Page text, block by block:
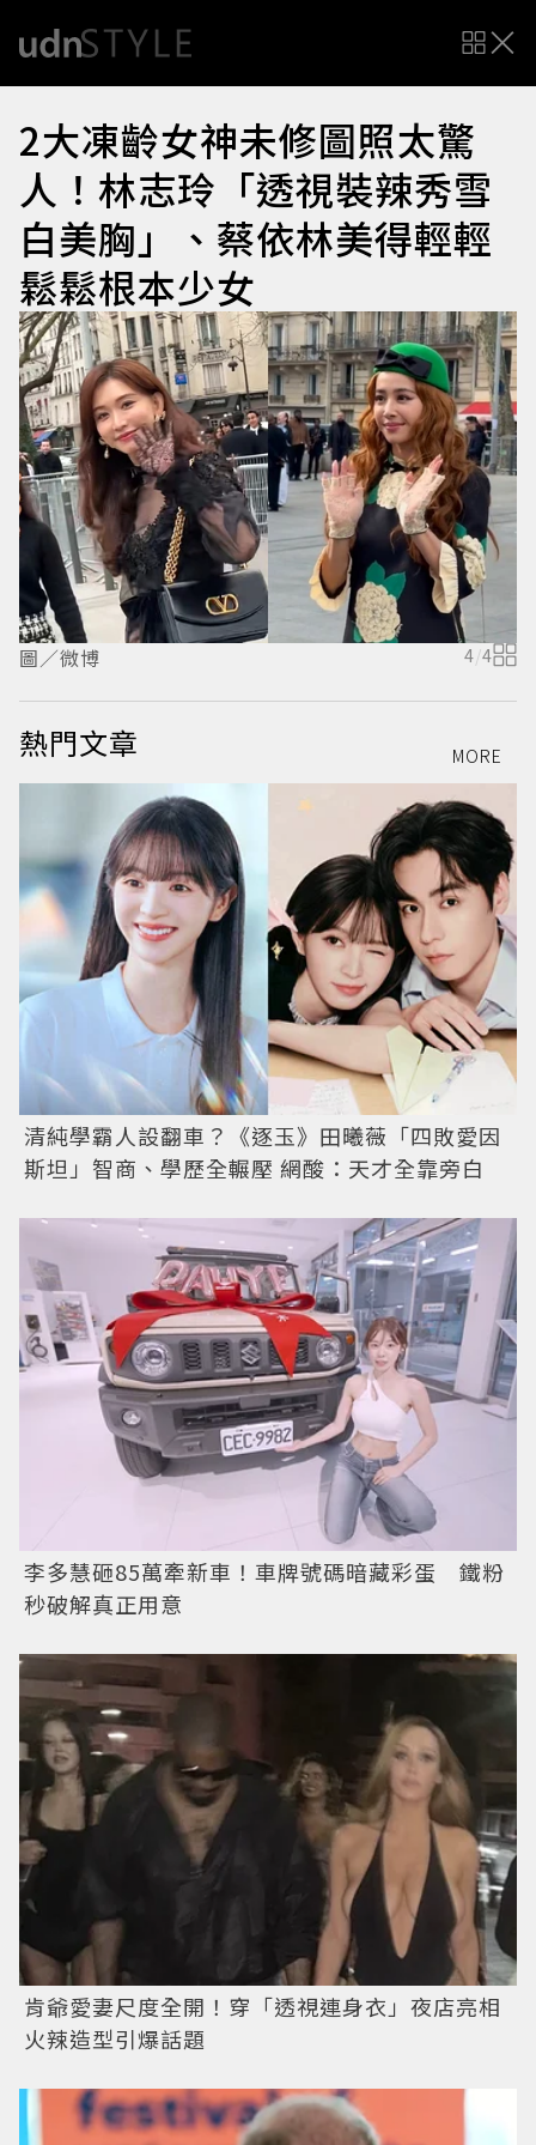
2大凍齡女神未修圖照太驚
人！林志玲「透視裝辣秀雪
白美胸」、蔡依林美得輕輕
鬆鬆根本少女
圖／微博 4/4
熱門文章 MORE
清純學霸人設翻車？《逐玉》田曦薇「四敗愛因
斯坦」智商、學歷全輾壓 網酸：天才全靠旁白
李多慧砸85萬牽新車！車牌號碼暗藏彩蛋 鐵粉
秒破解真正用意
肯爺愛妻尺度全開！穿「透視連身衣」夜店亮相
火辣造型引爆話題